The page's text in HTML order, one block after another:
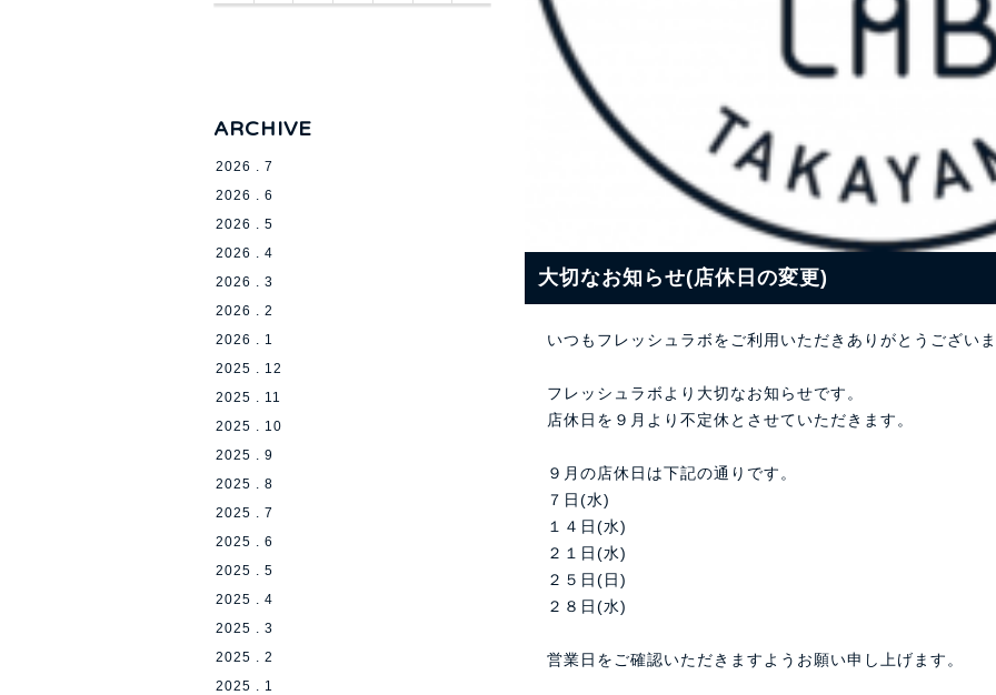
ARCHIVE
2026 . 7
2026 . 6
2026 . 5
2026 . 4
2026 . 3
2026 . 2
2026 . 1
2025 . 12
2025 . 11
2025 . 10
2025 . 9
2025 . 8
2025 . 7
2025 . 6
2025 . 5
2025 . 4
2025 . 3
2025 . 2
2025 . 1
大切なお知らせ(店休日の変更)
いつもフレッシュラボをご利用いただきありがとうござい
フレッシュラボより大切なお知らせです。
店休日を９月より不定休とさせていただきます。
９月の店休日は下記の通りです。
７日(水)
１４日(水)
２１日(水)
２５日(日)
２８日(水)
営業日をご確認いただきますようお願い申し上げます。